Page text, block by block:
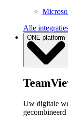
Alle
ONE-platform
Uw digitale